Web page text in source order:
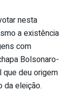
nesta
a existência
com
Bolsonaro-
que deu origem
da eleição.